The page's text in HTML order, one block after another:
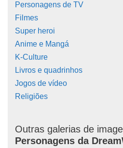
Personagens de TV
Filmes
Super heroi
Anime e Mangá
K-Culture
Livros e quadrinhos
Jogos de vídeo
Religiões
Outras galerias de
Personagens da